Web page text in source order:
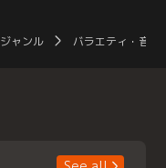
ジャンル バラエティ・音楽